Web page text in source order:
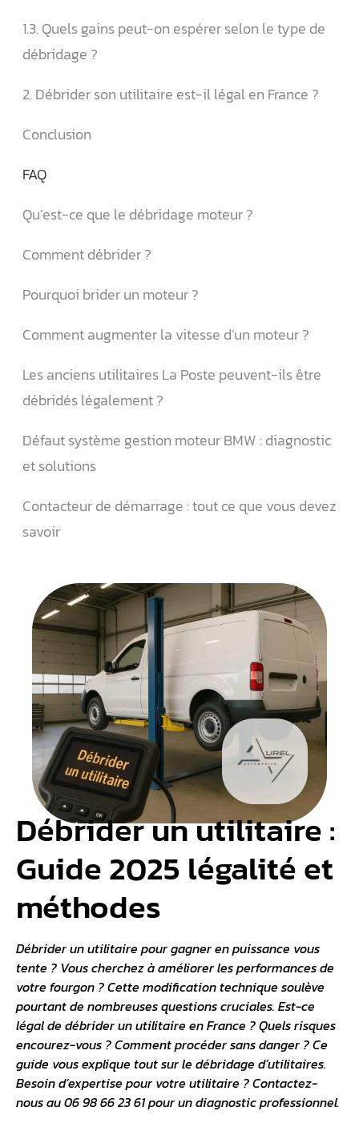
1.3. Quels gains peut-on espérer selon le type de
débridage ?
2. Débrider son utilitaire est-il légal en France ?
Conclusion
FAQ
Qu’est-ce que le débridage moteur ?
Comment débrider ?
Pourquoi brider un moteur ?
Comment augmenter la vitesse d’un moteur ?
Les anciens utilitaires La Poste peuvent-ils être
débridés légalement ?
Défaut système gestion moteur BMW : diagnostic
et solutions
Contacteur de démarrage : tout ce que vous devez
savoir
Débrider un utilitaire :
Guide 2025 légalité et
méthodes
Débrider un utilitaire pour gagner en puissance vous
tente ? Vous cherchez à améliorer les performances de
votre fourgon ? Cette modification technique soulève
pourtant de nombreuses questions cruciales. Est-ce
légal de débrider un utilitaire en France ? Quels risques
encourez-vous ? Comment procéder sans danger ? Ce
guide vous explique tout sur le débridage d’utilitaires.
Besoin d’expertise pour votre utilitaire ? Contactez-
nous au 06 98 66 23 61 pour un diagnostic professionnel.